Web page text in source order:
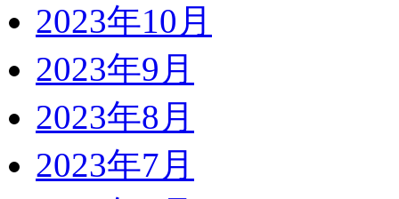
2023年10月
2023年9月
2023年8月
2023年7月